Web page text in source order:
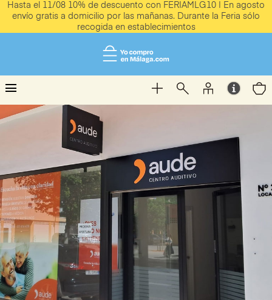
Hasta el 11/08 10% de descuento con FERIAMLG10 | En agosto
envío gratis a domicilio por las mañanas. Durante la Feria sólo
recogida en establecimientos
menu